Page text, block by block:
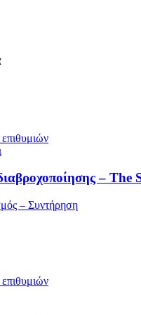
– The
– Συντήρηση